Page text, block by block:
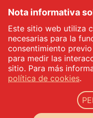
Sí, me gustaría
Nota informativa
Este sitio web utiliza
necesarias para la
consentimiento
para medir las
sitio. Para más
política de cookies.